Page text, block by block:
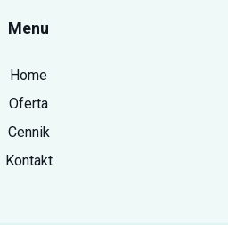
Menu
Home
Oferta
Cennik
Kontakt